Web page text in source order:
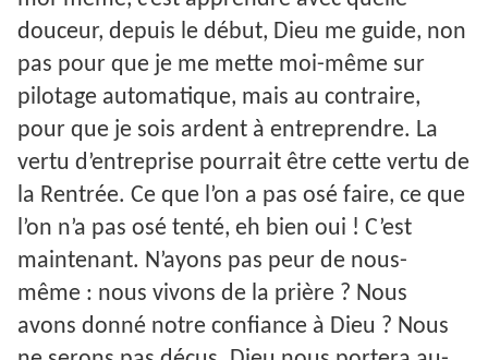
douceur, depuis le début, Dieu me guide, non
pas pour que je me mette moi-même sur
pilotage automatique, mais au contraire,
pour que je sois ardent à entreprendre. La
vertu d’entreprise pourrait être cette vertu de
la Rentrée. Ce que l’on a pas osé faire, ce que
l’on n’a pas osé tenté, eh bien oui ! C’est
maintenant. N’ayons pas peur de nous-
même : nous vivons de la prière ? Nous
avons donné notre confiance à Dieu ? Nous